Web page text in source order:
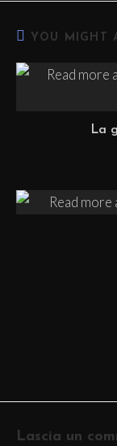
YOU MIGHT
La
Lascia un